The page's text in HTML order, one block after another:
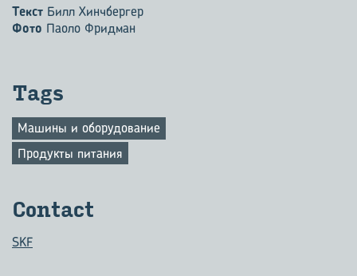
Текст Билл Хинчбергер
Фото Паоло Фридман
Tags
Машины и оборудование
Продукты питания
Contact
SKF